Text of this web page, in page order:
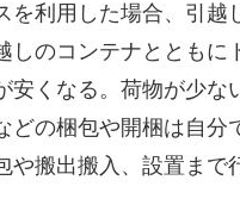
利用した場合、引越
しのコンテナととも
安くなる。荷物が少
どの梱包や開梱は自
や搬出搬入、設置まで